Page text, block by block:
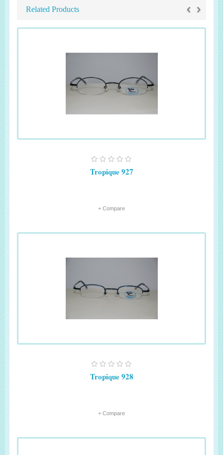
Related Products ‹ ›
Tropique 927
+ Compare
Tropique 928
+ Compare